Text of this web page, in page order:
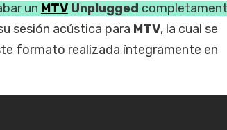
un MTVUnplugged
sesión acústica para MTV, la cual se
formato realizada íntegramente en